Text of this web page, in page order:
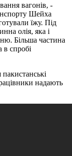
вагонів, -
Шейха
їжу. Під
олія, яка і
Більша частина
в спробі
надають